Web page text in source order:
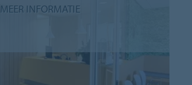
MEER INFORMATIE